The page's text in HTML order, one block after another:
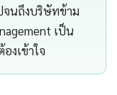
จนถึงบริษัทข้าม
เป็น
งเข้าใจ